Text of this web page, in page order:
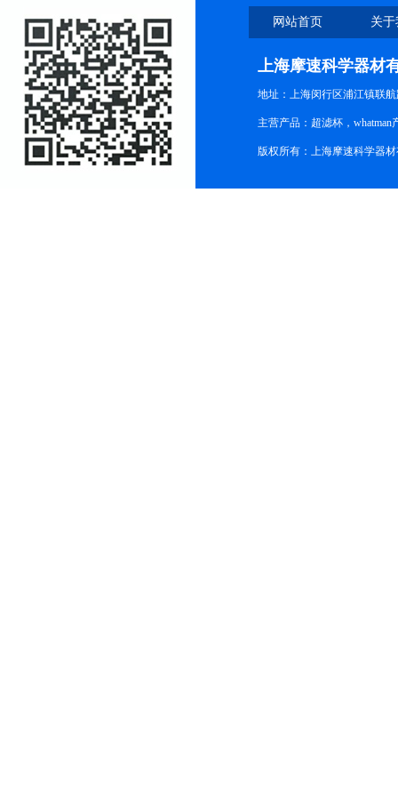
网站首页 关
上海摩速科学器材
地址：上海闵行区浦江镇联航
主营产品：超滤杯，
版权所有：上海摩速科学器